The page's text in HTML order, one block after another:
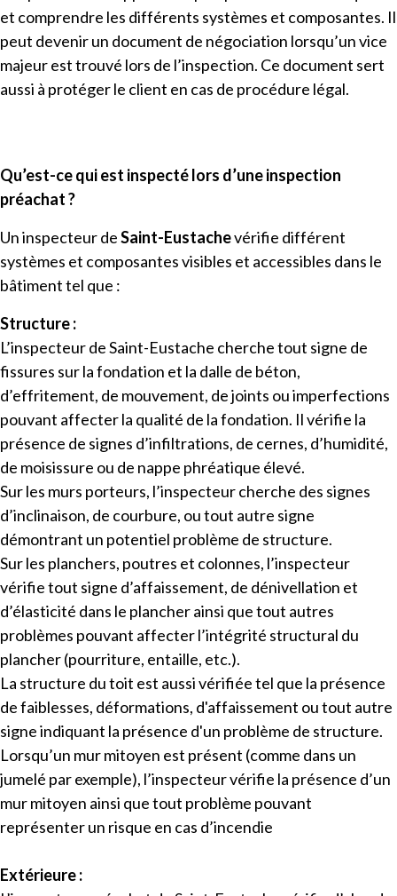
et comprendre les différents systèmes et composantes. Il
peut devenir un document de négociation lorsqu’un vice
majeur est trouvé lors de l’inspection. Ce document sert
aussi à protéger le client en cas de procédure légal.
Qu’est-ce qui est inspecté lors d’une inspection
préachat ?
Un inspecteur deSaint-Eustachevérifie différent
systèmes et composantes visibles et accessibles dans le
bâtiment tel que :
Structure :
L’inspecteur de Saint-Eustache cherche tout signe de
fissures sur la fondation et la dalle de béton,
d’effritement, de mouvement, de joints ou imperfections
pouvant affecter la qualité de la fondation. Il vérifie la
présence de signes d’infiltrations, de cernes, d’humidité,
de moisissure ou de nappe phréatique élevé.
Sur les murs porteurs, l’inspecteur cherche des signes
d’inclinaison, de courbure, ou tout autre signe
démontrant un potentiel problème de structure.
Sur les planchers, poutres et colonnes, l’inspecteur
vérifie tout signe d’affaissement, de dénivellation et
d’élasticité dans le plancher ainsi que tout autres
problèmes pouvant affecter l’intégrité structural du
plancher (pourriture, entaille, etc.).
La structure du toit est aussi vérifiée tel que la présence
de faiblesses, déformations, d'affaissement ou tout autre
signe indiquant la présence d'un problème de structure.
Lorsqu’un mur mitoyen est présent (comme dans un
jumelé par exemple), l’inspecteur vérifie la présence d’un
mur mitoyen ainsi que tout problème pouvant
représenter un risque en cas d’incendie
Extérieure :